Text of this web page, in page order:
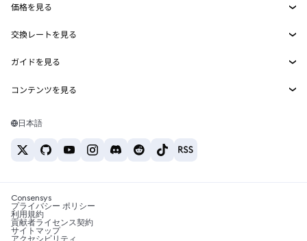
MetaMask Connect
Snaps
Web3サービス
セキュリティ
サポート
キャリア
お問い合わせ
価格を見る
イーサリアムの価格
Solanaの価格
Tetherの価格
交換レートを見る
ETH→USD
USDT→INR
BTC→INR
ETH→USDT
ガイドを見る
ETHの購入
USDTの購入
SHIBの購入
BNBの購入
コンテンツを見る
Solanaウォレット
税制関連ニュース
暗号資産の購入方法は？
日本語
Consensys
プライバシー ポリシー
利用規約
貢献者ライセンス契約
サイトマップ
アクセシビリティ